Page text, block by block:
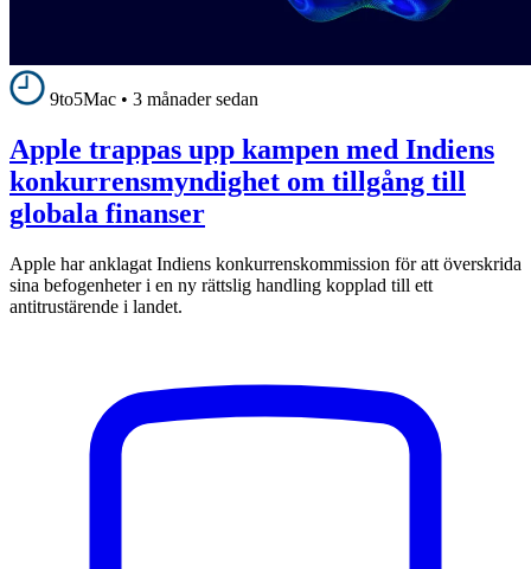
9to5Mac • 3 månader sedan
Apple trappas upp kampen med Indiens
konkurrensmyndighet om tillgång till
globala finanser
Apple har anklagat Indiens konkurrenskommission för att överskrida
sina befogenheter i en ny rättslig handling kopplad till ett
antitrustärende i landet.